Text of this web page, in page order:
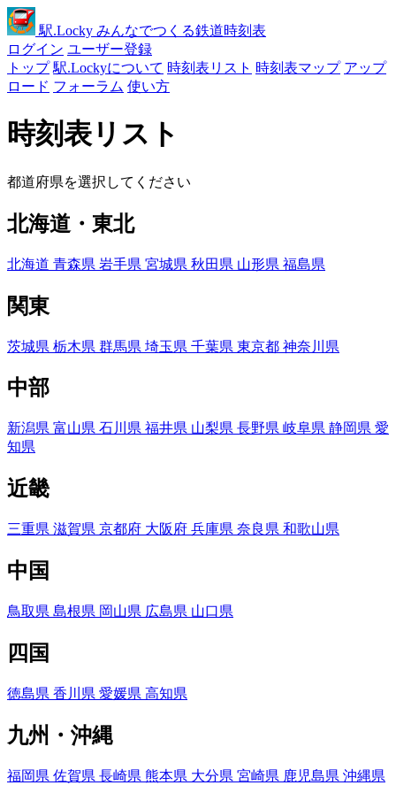
駅.Locky みんなでつくる鉄道時刻表
ログイン ユーザー登録
トップ 駅.Lockyについて 時刻表リスト 時刻表マップ アップ
ロード フォーラム 使い方
時刻表リスト
都道府県を選択してください
北海道・東北
北海道 青森県 岩手県 宮城県 秋田県 山形県 福島県
関東
茨城県 栃木県 群馬県 埼玉県 千葉県 東京都 神奈川県
中部
新潟県 富山県 石川県 福井県 山梨県 長野県 岐阜県 静岡県 愛
知県
近畿
三重県 滋賀県 京都府 大阪府 兵庫県 奈良県 和歌山県
中国
鳥取県 島根県 岡山県 広島県 山口県
四国
徳島県 香川県 愛媛県 高知県
九州・沖縄
福岡県 佐賀県 長崎県 熊本県 大分県 宮崎県 鹿児島県 沖縄県